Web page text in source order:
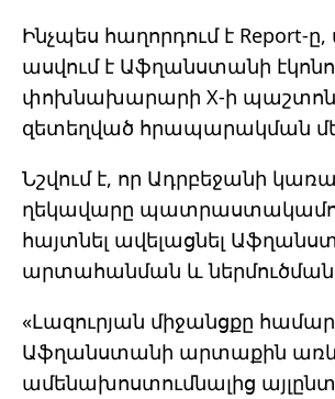
Ինչպես հաղորդում է Report-
ասվում է Աֆղանստանի
փոխնախարարի Х-ի
զետեղված հրապարակման
Նշվում է, որ Ադրբեջանի
ղեկավարը
հայտնել ավելացնել
արտահանման և ներմուծման
«Լազուրյան միջանցքը
Աֆղանստանի արտաքին
ամենախոստումնալից